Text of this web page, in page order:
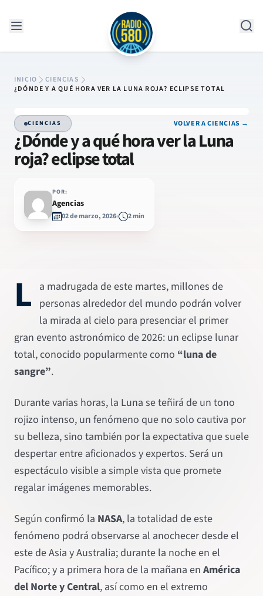
INICIO
CIENCIAS
¿DÓNDE Y A QUÉ HORA VER LA LUNA ROJA? ECLIPSE TOTAL
CIENCIAS VOLVER A CIENCIAS →
¿Dónde y a qué hora ver la Luna
roja? eclipse total
POR:
Agencias
02 de marzo, 2026 2 min
L a madrugada de este martes, millones de
personas alrededor del mundo podrán volver
la mirada al cielo para presenciar el primer
gran evento astronómico de 2026: un eclipse lunar
total, conocido popularmente como “luna de
sangre”.
Durante varias horas, la Luna se teñirá de un tono
rojizo intenso, un fenómeno que no solo cautiva por
su belleza, sino también por la expectativa que suele
despertar entre aficionados y expertos. Será un
espectáculo visible a simple vista que promete
regalar imágenes memorables.
Según confirmó la NASA, la totalidad de este
fenómeno podrá observarse al anochecer desde el
este de Asia y Australia; durante la noche en el
Pacífico; y a primera hora de la mañana en América
del Norte y Central, así como en el extremo